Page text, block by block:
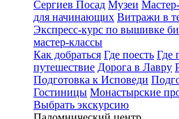
Сергиев Посад Музеи
для начинающих Витражи в
Экспресс-курс по вышивке
мастер-классы
Как добраться Где поесть Где
путешествие Дорога в Лавру
Подготовка к Исповеди
Гостиницы Монастырские
Выбрать экскурсию